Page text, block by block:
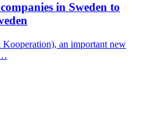
in Sweden to
an important new